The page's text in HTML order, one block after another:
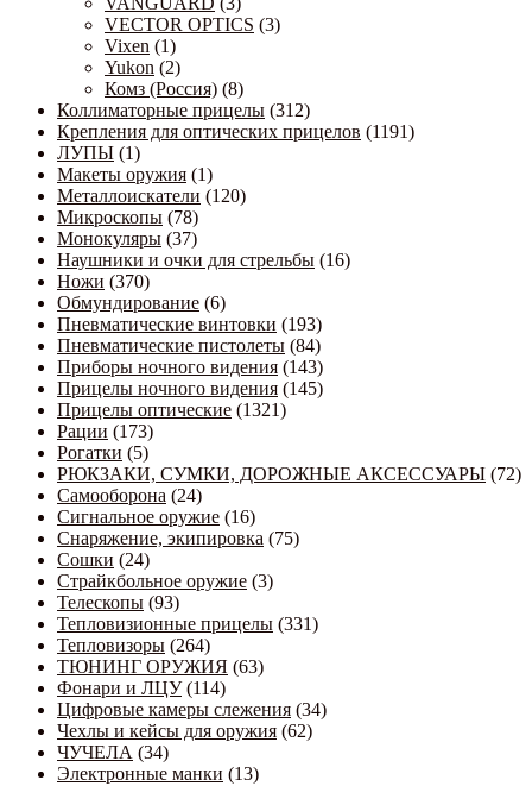
VECTOR OPTICS (3)
Vixen (1)
Yukon (2)
Комз (Россия) (8)
Коллиматорные прицелы (312)
Крепления для оптических прицелов (1191)
ЛУПЫ (1)
Макеты оружия (1)
Металлоискатели (120)
Микроскопы (78)
Монокуляры (37)
Наушники и очки для стрельбы (16)
Ножи (370)
Обмундирование (6)
Пневматические винтовки (193)
Пневматические пистолеты (84)
Приборы ночного видения (143)
Прицелы ночного видения (145)
Прицелы оптические (1321)
Рации (173)
Рогатки (5)
РЮКЗАКИ, СУМКИ, ДОРОЖНЫЕ АКСЕССУАРЫ (72)
Самооборона (24)
Сигнальное оружие (16)
Снаряжение, экипировка (75)
Сошки (24)
Страйкбольное оружие (3)
Телескопы (93)
Тепловизионные прицелы (331)
Тепловизоры (264)
ТЮНИНГ ОРУЖИЯ (63)
Фонари и ЛЦУ (114)
Цифровые камеры слежения (34)
Чехлы и кейсы для оружия (62)
ЧУЧЕЛА (34)
Электронные манки (13)